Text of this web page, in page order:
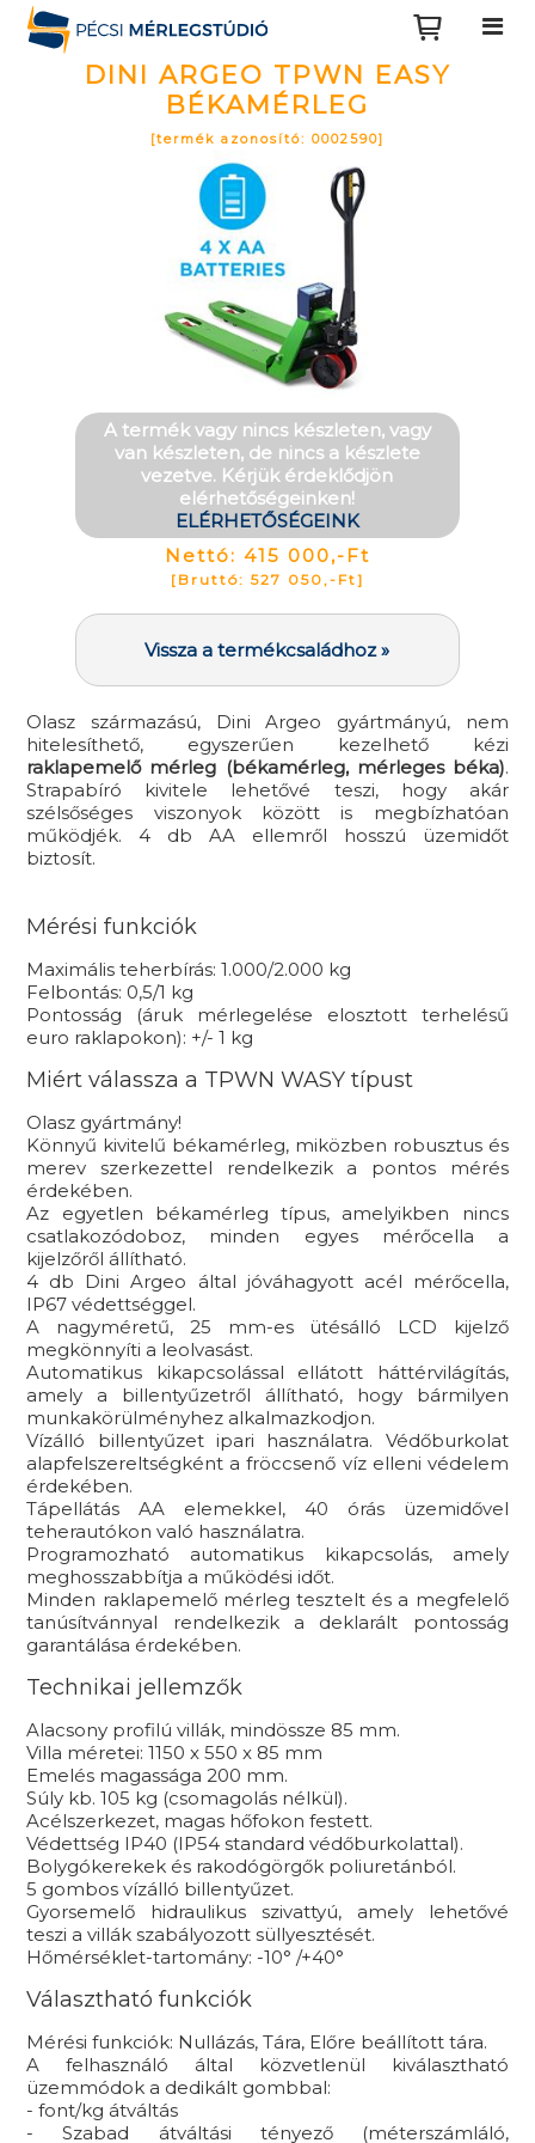
DINI ARGEO TPWN EASY
BÉKAMÉRLEG
[termék azonosító: 0002590]
A termék vagy nincs készleten, vagy
van készleten, de nincs a készlete
vezetve. Kérjük érdeklődjön
elérhetőségeinken!
ELÉRHETŐSÉGEINK
Nettó: 415 000,-Ft
[Bruttó: 527 050,-Ft]
Vissza a termékcsaládhoz »
Olasz származású, Dini Argeo gyártmányú, nem
hitelesíthető, egyszerűen kezelhető kézi
raklapemelő mérleg (békamérleg, mérleges béka).
Strapabíró kivitele lehetővé teszi, hogy akár
szélsőséges viszonyok között is megbízhatóan
működjék. 4 db AA ellemről hosszú üzemidőt
biztosít.
Mérési funkciók
Maximális teherbírás: 1.000/2.000 kg
Felbontás: 0,5/1 kg
Pontosság (áruk mérlegelése elosztott terhelésű
euro raklapokon): +/- 1 kg
Miért válassza a TPWN WASY típust
Olasz gyártmány!
Könnyű kivitelű békamérleg, miközben robusztus és
merev szerkezettel rendelkezik a pontos mérés
érdekében.
Az egyetlen békamérleg típus, amelyikben nincs
csatlakozódoboz, minden egyes mérőcella a
kijelzőről állítható.
4 db Dini Argeo által jóváhagyott acél mérőcella,
IP67 védettséggel.
A nagyméretű, 25 mm-es ütésálló LCD kijelző
megkönnyíti a leolvasást.
Automatikus kikapcsolással ellátott háttérvilágítás,
amely a billentyűzetről állítható, hogy bármilyen
munkakörülményhez alkalmazkodjon.
Vízálló billentyűzet ipari használatra. Védőburkolat
alapfelszereltségként a fröccsenő víz elleni védelem
érdekében.
Tápellátás AA elemekkel, 40 órás üzemidővel
teherautókon való használatra.
Programozható automatikus kikapcsolás, amely
meghosszabbítja a működési időt.
Minden raklapemelő mérleg tesztelt és a megfelelő
tanúsítvánnyal rendelkezik a deklarált pontosság
garantálása érdekében.
Technikai jellemzők
Alacsony profilú villák, mindössze 85 mm.
Villa méretei: 1150 x 550 x 85 mm
Emelés magassága 200 mm.
Súly kb. 105 kg (csomagolás nélkül).
Acélszerkezet, magas hőfokon festett.
Védettség IP40 (IP54 standard védőburkolattal).
Bolygókerekek és rakodógörgők poliuretánból.
5 gombos vízálló billentyűzet.
Gyorsemelő hidraulikus szivattyú, amely lehetővé
teszi a villák szabályozott süllyesztését.
Hőmérséklet-tartomány: -10° /+40°
Választható funkciók
Mérési funkciók: Nullázás, Tára, Előre beállított tára.
A felhasználó által közvetlenül kiválasztható
üzemmódok a dedikált gombbal:
- font/kg átváltás
- Szabad átváltási tényező (méterszámláló,